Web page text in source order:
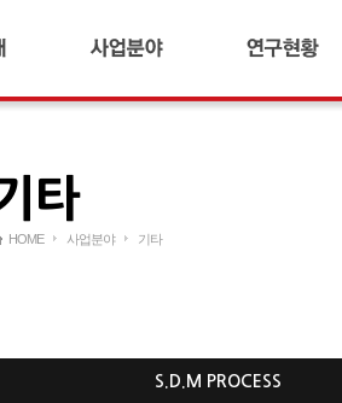
비전
워크
합금철플랜트
기술연구소 소개
타
HOME 사업분야 기타
S.D.M PROCESS